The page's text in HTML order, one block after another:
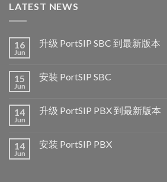
LATEST NEWS
16
Jun
升级 PortSIP SBC 到最新版本
15
Jun
安装 PortSIP SBC
14
Jun
升级 PortSIP PBX 到最新版本
14
Jun
安装 PortSIP PBX